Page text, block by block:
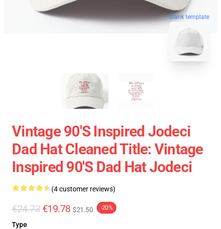
blank template
Vintage 90's Inspired Jodeci
Dad Hat Cleaned Title: Vintage
Inspired 90's Dad Hat Jodeci
(4 customer reviews)
€24.73 €19.78 $21.50 -20%
Type